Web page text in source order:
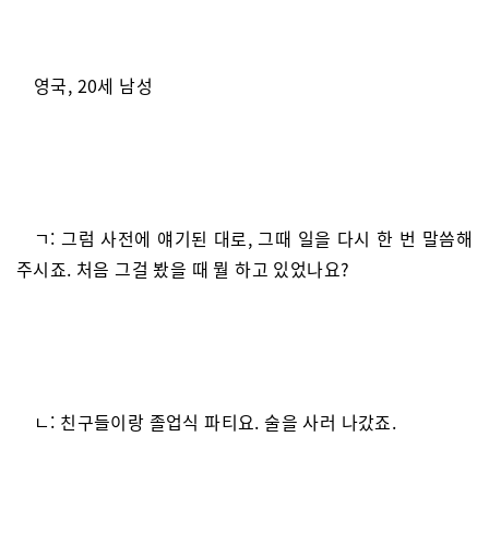
영국, 20세 남성
ㄱ: 그럼 사전에 얘기된 대로, 그때 일을 다시 한 번 말씀해
주시죠. 처음 그걸 봤을 때 뭘 하고 있었나요?
ㄴ: 친구들이랑 졸업식 파티요. 술을 사러 나갔죠.